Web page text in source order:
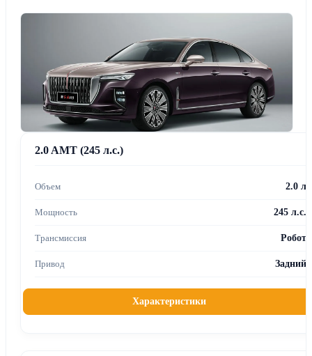
2.0 AMT (245 л.с.)
2.0 л
245 л.с.
Робот
Задний
Характеристики